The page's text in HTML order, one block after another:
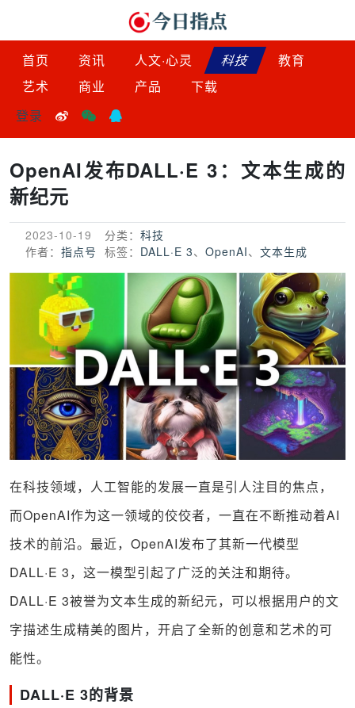
首页 资讯 人文·心灵 科技
教育
艺术
商业 产品
下载
登录
OpenAI发布DALL·E 3：文本生成的
新纪元
2023-10-19
作者： 指点号
分类： 科技
标签： DALL·E 3、 OpenAI、 文本生成
在科技领域，人工智能的发展一直是引人注目的焦点，
而OpenAI作为这一领域的佼佼者，一直在不断推动着AI
技术的前沿。最近，OpenAI发布了其新一代模型
DALL·E 3，这一模型引起了广泛的关注和期待。
DALL·E 3被誉为文本生成的新纪元，可以根据用户的文
字描述生成精美的图片，开启了全新的创意和艺术的可
能性。
DALL·E 3的背景